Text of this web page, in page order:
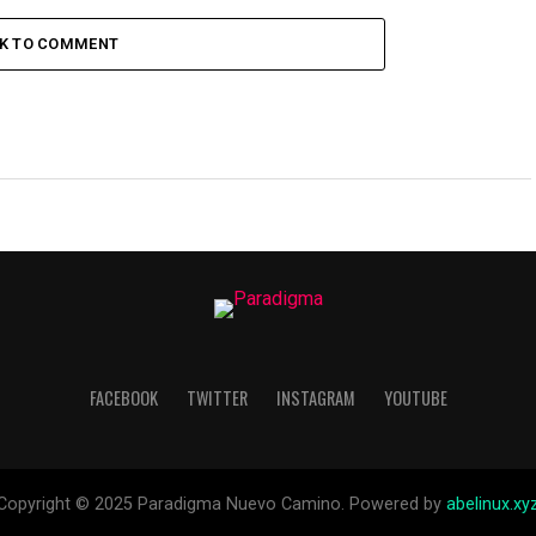
TO COMMENT
FACEBOOK TWITTER INSTAGRAM YOUTUBE
© 2025 Paradigma Nuevo Camino. Powered by